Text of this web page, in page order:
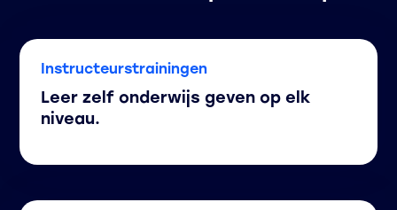
Instructeurstrainingen
Leer zelf onderwijs geven op elk
niveau.